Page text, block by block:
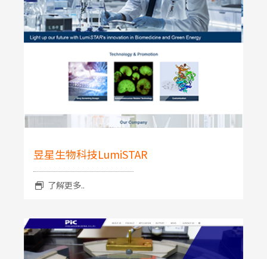
昱星生物科技LumiSTAR
了解更多..